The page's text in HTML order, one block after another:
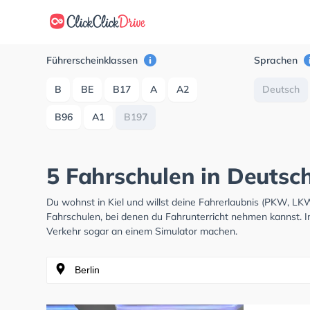
Führerscheinklassen
B BE B17 A A2
B96 A1 B197
Sprachen
Deutsch
5 Fahrschulen in
Du wohnst in Kiel und willst deine Fahrerlaubnis (PKW,
Fahrschulen, bei denen du Fahrunterricht nehmen
Verkehr sogar an einem Simulator machen.